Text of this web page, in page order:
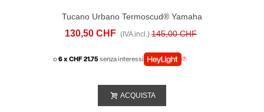
Tucano Urbano Termoscud® Yamaha
XMax 300 (2023-25)
130,50 CHF (IVA incl.) 145,00 CHF
o6 x CHF 21.75senza interessi
ACQUISTA